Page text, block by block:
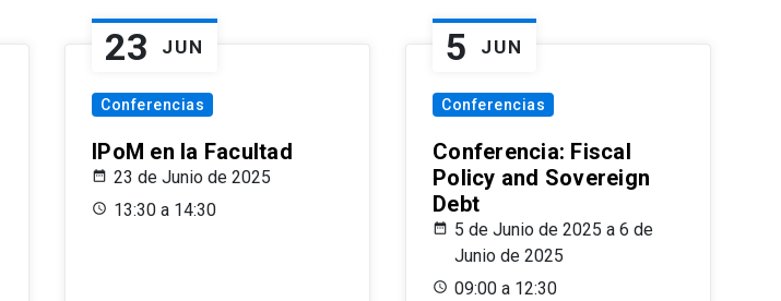
23 JUN
Conferencias
IPoM en la Facultad
23 de Junio de 2025
13:30 a 14:30
5 JUN
Conferencias
Conferencia: Fiscal
Policy and Sovereign
Debt
5 de Junio de 2025 a 6 de
Junio de 2025
09:00 a 12:30